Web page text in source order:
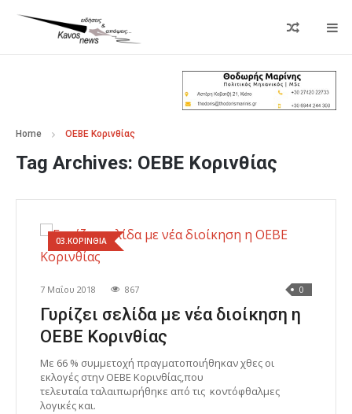
Home ΟΕΒΕ Κορινθίας
Tag Archives: ΟΕΒΕ Κορινθίας
03.ΚΟΡΙΝΘΙΑ
7 Μαΐου 2018 867 0
Γυρίζει σελίδα με νέα διοίκηση η
ΟΕΒΕ Κορινθίας
Με 66 % συμμετοχή πραγματοποιήθηκαν χθες οι
εκλογές στην ΟΕΒΕ Κορινθίας,που
τελευταία ταλαιπωρήθηκε από τις κοντόφθαλμες
λογικές και.